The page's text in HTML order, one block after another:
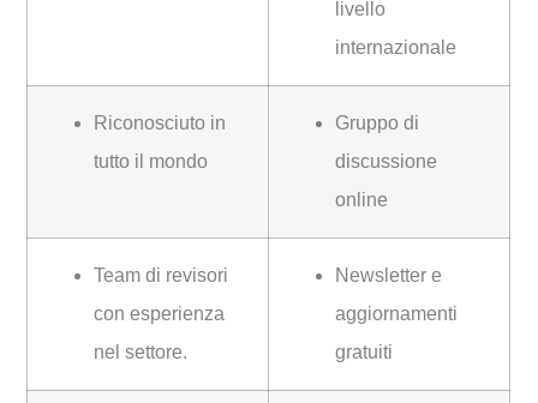
livello
internazionale
Riconosciuto in
tutto il mondo
Gruppo di
discussione
online
Team di revisori
con esperienza
nel settore.
Newsletter e
aggiornamenti
gratuiti